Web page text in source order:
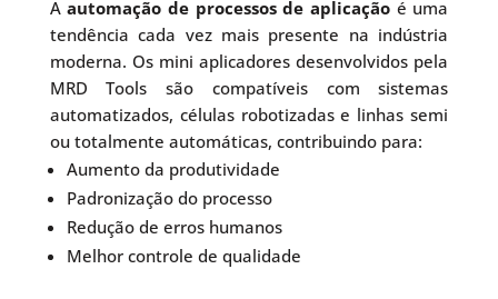
Aautomação de processos de aplicaçãoé uma
tendência cada vez mais presente na indústria
moderna. Os mini aplicadores desenvolvidos pela
MRD Tools são compatíveis com sistemas
automatizados, células robotizadas e linhas semi
ou totalmente automáticas, contribuindo para:
Aumento da produtividade
Padronização do processo
Redução de erros humanos
Melhor controle de qualidade